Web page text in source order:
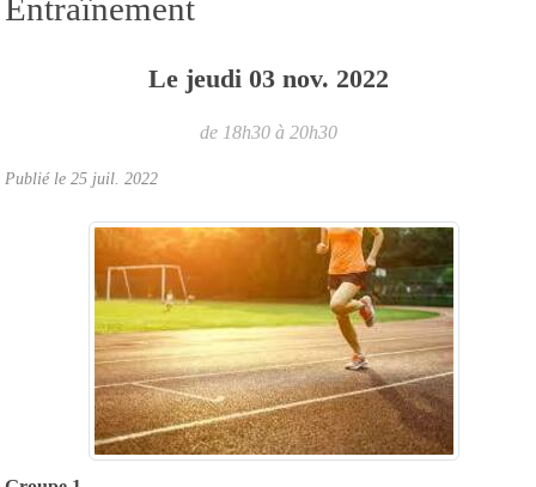
Entraînement
Le jeudi 03 nov. 2022
de 18h30 à 20h30
Publié le 25 juil. 2022